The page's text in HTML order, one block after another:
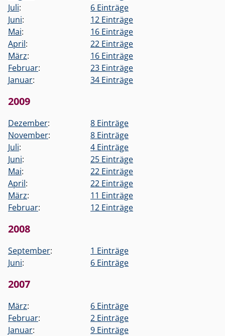
Juli:
6 Einträge
Juni:
12 Einträge
Mai:
16 Einträge
April:
22 Einträge
März:
16 Einträge
Februar:
23 Einträge
Januar: 34 Einträge
2009
Dezember:
8 Einträge
November:
8 Einträge
Juli:
4 Einträge
Juni:
25 Einträge
Mai:
22 Einträge
April:
22 Einträge
März:
11 Einträge
Februar: 12 Einträge
2008
September:
1 Einträge
Juni: 6 Einträge
2007
März:
6 Einträge
Februar:
2 Einträge
Januar: 9 Einträge